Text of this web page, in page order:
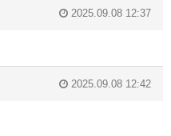
2025.09.08 12:37
2025.09.08 12:42